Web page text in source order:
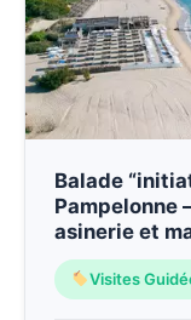
Balade
Pampelonne
asinerie et
Visites